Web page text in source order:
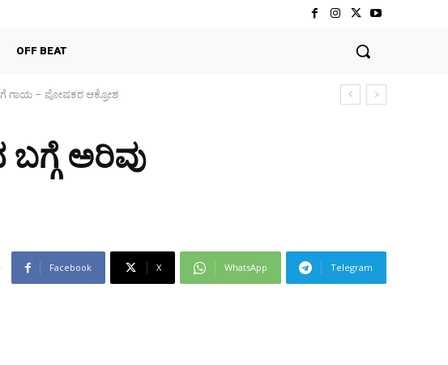
OFF BEAT
ಅರಿವು
Facebook X WhatsApp Telegram